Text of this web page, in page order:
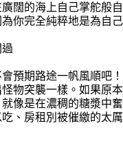
闊的海上自己掌舵般
你完全純粹地是為自
預期路途一帆風順吧
物突襲一樣。如果原
像是在濃稠的糖漿中
、房租別被催繳的太